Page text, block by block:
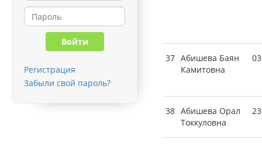
Регистрация
Забыли свой пароль?
37 Абишева Баян
Камитовна
38 Абишева Орал
Токкуловна